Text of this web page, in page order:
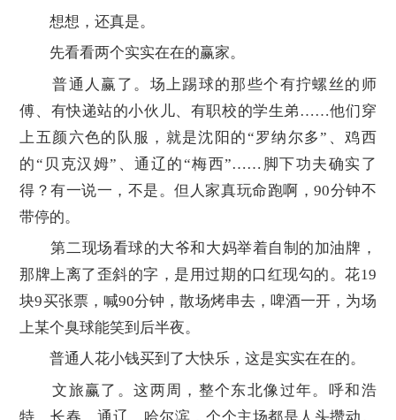
想想，还真是。
先看看两个实实在在的赢家。
普通人赢了。场上踢球的那些个有拧螺丝的师
傅、有快递站的小伙儿、有职校的学生弟……他们穿
上五颜六色的队服，就是沈阳的“罗纳尔多”、鸡西
的“贝克汉姆”、通辽的“梅西”……脚下功夫确实了
得？有一说一，不是。但人家真玩命跑啊，90分钟不
带停的。
第二现场看球的大爷和大妈举着自制的加油牌，
那牌上离了歪斜的字，是用过期的口红现勾的。花19
块9买张票，喊90分钟，散场烤串去，啤酒一开，为场
上某个臭球能笑到后半夜。
普通人花小钱买到了大快乐，这是实实在在的。
文旅赢了。这两周，整个东北像过年。呼和浩